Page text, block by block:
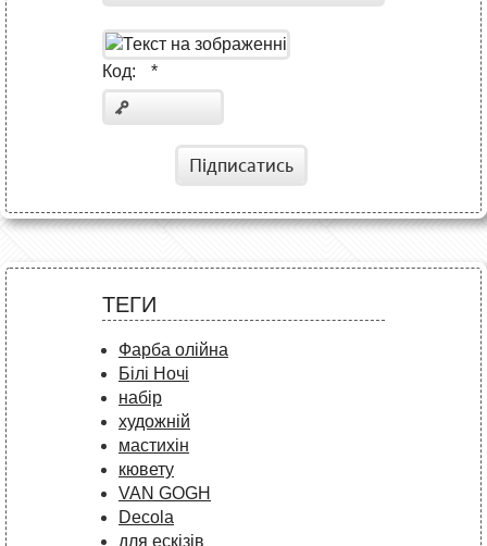
Код: *
Підписатись
ТЕГИ
Фарба олійна
Білі Ночі
набір
художній
мастихін
кювету
VAN GOGH
Decola
для ескізів